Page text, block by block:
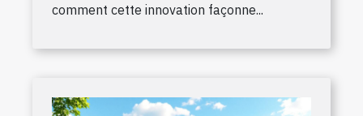
comment cette innovation façonne...